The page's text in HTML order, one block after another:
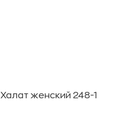
Халат женский 248-1